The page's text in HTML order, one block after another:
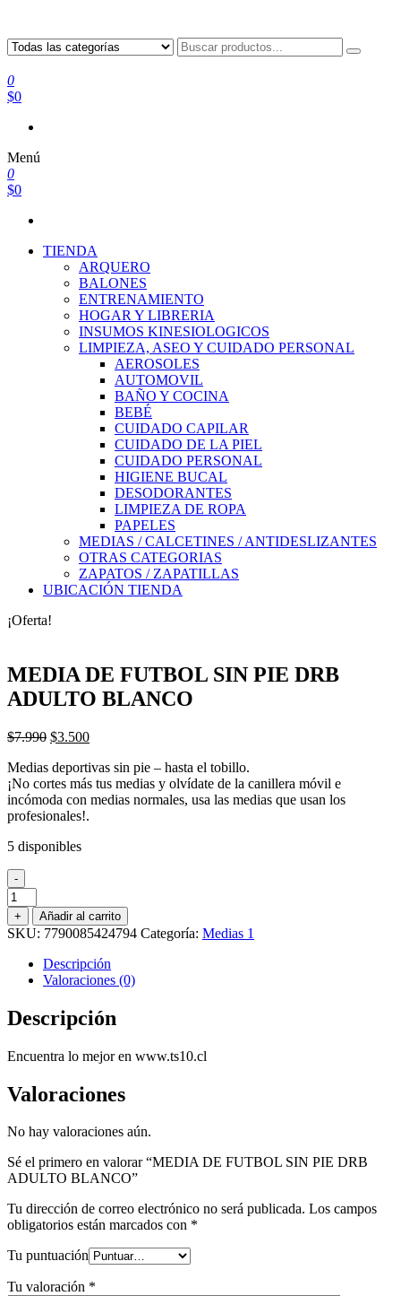
0
$0
Menú
0
$0
TIENDA
ARQUERO
BALONES
ENTRENAMIENTO
HOGAR Y LIBRERIA
INSUMOS KINESIOLOGICOS
LIMPIEZA, ASEO Y CUIDADO PERSONAL
AEROSOLES
AUTOMOVIL
BAÑO Y COCINA
BEBÉ
CUIDADO CAPILAR
CUIDADO DE LA PIEL
CUIDADO PERSONAL
HIGIENE BUCAL
DESODORANTES
LIMPIEZA DE ROPA
PAPELES
MEDIAS / CALCETINES / ANTIDESLIZANTES
OTRAS CATEGORIAS
ZAPATOS / ZAPATILLAS
UBICACIÓN TIENDA
¡Oferta!
MEDIA DE FUTBOL SIN PIE DRB
ADULTO BLANCO
$7.990 El
original
era:
$7.990.
$3.500El
actual
es:
$3.500.
Medias deportivas sin pie – hasta el tobillo.
¡No cortes más tus medias y olvídate de la canillera móvil e
incómoda con medias normales, usa las medias que usan los
profesionales!.
5 disponibles
-
MEDIA
DE
FUTBOL
SIN
DRB
ADULTO
BLANCO
cantidad
+ Añadir al carrito
SKU: 7790085424794 Categoría: Medias 1
Descripción
Valoraciones (0)
Descripción
Encuentra lo mejor en www.ts10.cl
Valoraciones
No hay valoraciones aún.
Sé el primero en valorar “MEDIA DE FUTBOL SIN PIE DRB
ADULTO BLANCO”
Tu dirección de correo electrónico no será publicada. Los campos
obligatorios están marcados con *
Tu puntuación
Tu valoración *